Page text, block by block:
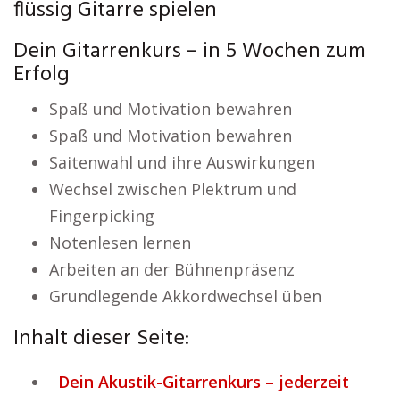
flüssig Gitarre spielen
Dein Gitarrenkurs – in 5 Wochen zum
Erfolg
Spaß und Motivation bewahren
Spaß und Motivation bewahren
Saitenwahl und ihre Auswirkungen
Wechsel zwischen Plektrum und
Fingerpicking
Notenlesen lernen
Arbeiten an der Bühnenpräsenz
Grundlegende Akkordwechsel üben
Inhalt dieser Seite:
Dein Akustik-Gitarrenkurs – jederzeit